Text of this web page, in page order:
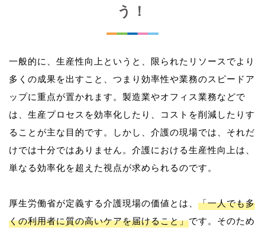
う！
一般的に、生産性向上というと、限られたリソースでより
多くの成果を出すこと、つまり効率性や業務のスピードア
ップに重点が置かれます。製造業やオフィス業務などで
は、生産プロセスを効率化したり、コストを削減したりす
ることが主な目的です。しかし、介護の現場では、それだ
けでは十分ではありません。介護における生産性向上は、
単なる効率化を超えた視点が求められるのです。
厚生労働省が定義する介護現場の価値とは、 「一人でも多
くの利用者に質の高いケアを届けること」です。そのため